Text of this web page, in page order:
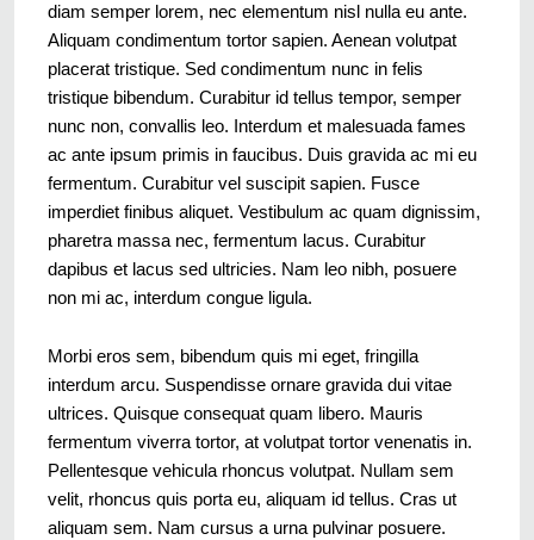
diam semper lorem, nec elementum nisl nulla eu ante.
Aliquam condimentum tortor sapien. Aenean volutpat
placerat tristique. Sed condimentum nunc in felis
tristique bibendum. Curabitur id tellus tempor, semper
nunc non, convallis leo. Interdum et malesuada fames
ac ante ipsum primis in faucibus. Duis gravida ac mi eu
fermentum. Curabitur vel suscipit sapien. Fusce
imperdiet finibus aliquet. Vestibulum ac quam dignissim,
pharetra massa nec, fermentum lacus. Curabitur
dapibus et lacus sed ultricies. Nam leo nibh, posuere
non mi ac, interdum congue ligula.
Morbi eros sem, bibendum quis mi eget, fringilla
interdum arcu. Suspendisse ornare gravida dui vitae
ultrices. Quisque consequat quam libero. Mauris
fermentum viverra tortor, at volutpat tortor venenatis in.
Pellentesque vehicula rhoncus volutpat. Nullam sem
velit, rhoncus quis porta eu, aliquam id tellus. Cras ut
aliquam sem. Nam cursus a urna pulvinar posuere.